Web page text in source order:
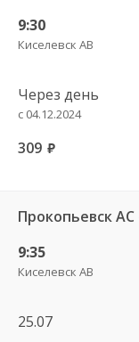
9:30
Киселевск АВ
Через день
с 04.12.2024
309 руб.
Прокопьевск
9:35
Киселевск АВ
25.07